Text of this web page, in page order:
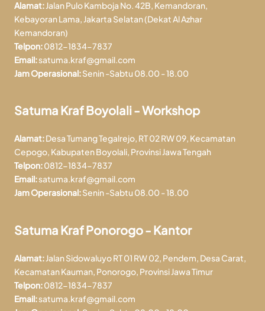
Alamat:Jalan Pulo Kamboja No. 42B, Kemandoran,
Kebayoran Lama, Jakarta Selatan (Dekat Al Azhar
Kemandoran)
Telpon:0812-1834-7837
Email:satuma.kraf@gmail.com
Jam Operasional:Senin -Sabtu 08.00 - 18.00
Satuma Kraf Boyolali - Workshop
Alamat:Desa Tumang Tegalrejo, RT 02 RW 09, Kecamatan
Cepogo, Kabupaten Boyolali, Provinsi Jawa Tengah
Telpon:0812-1834-7837
Email:satuma.kraf@gmail.com
Jam Operasional:Senin -Sabtu 08.00 - 18.00
Satuma Kraf Ponorogo - Kantor
Alamat:Jalan Sidowaluyo RT 01 RW 02, Pendem, Desa Carat,
Kecamatan Kauman, Ponorogo, Provinsi Jawa Timur
Telpon:0812-1834-7837
Email:satuma.kraf@gmail.com